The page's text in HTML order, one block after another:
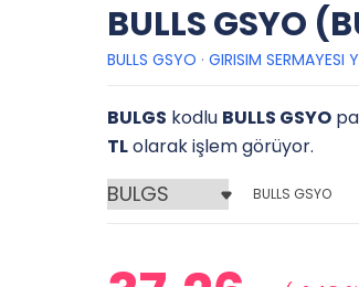
BULLS GSYO
BULLS GSYO · GIRISIM SERMAYESI
BULGS kodlu BULLS GSYO
TLolarak işlem görüyor.
BULLS GSYO